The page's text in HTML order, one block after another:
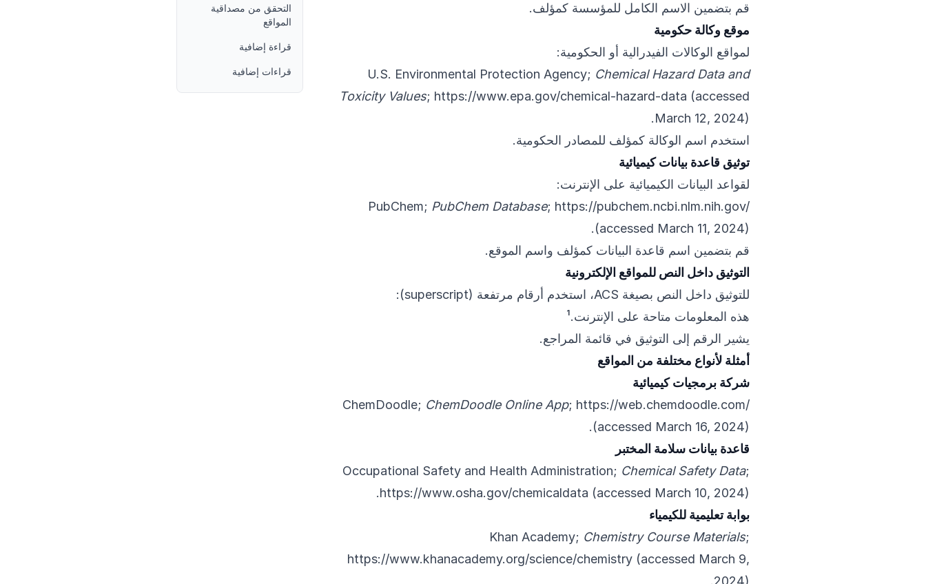
قم بتضمين الاسم الكامل للمؤسسة كمؤلف.
موقع وكالة حكومية
لمواقع الوكالات الفيدرالية أو الحكومية:
U.S. Environmental Protection Agency; Chemical Hazard Data and
Toxicity Values; https://www.epa.gov/chemical-hazard-data (accessed
March 12, 2024).
استخدم اسم الوكالة كمؤلف للمصادر الحكومية.
توثيق قاعدة بيانات كيميائية
لقواعد البيانات الكيميائية على الإنترنت:
PubChem; PubChem Database; https://pubchem.ncbi.nlm.nih.gov/
(accessed March 11, 2024).
قم بتضمين اسم قاعدة البيانات كمؤلف واسم الموقع.
التوثيق داخل النص للمواقع الإلكترونية
للتوثيق داخل النص بصيغة ACS، استخدم أرقام مرتفعة (superscript):
هذه المعلومات متاحة على الإنترنت.¹
يشير الرقم إلى التوثيق في قائمة المراجع.
أمثلة لأنواع مختلفة من المواقع
شركة برمجيات كيميائية
ChemDoodle; ChemDoodle Online App; https://web.chemdoodle.com/
(accessed March 16, 2024).
قاعدة بيانات سلامة المختبر
Occupational Safety and Health Administration; Chemical Safety Data;
https://www.osha.gov/chemicaldata (accessed March 10, 2024).
بوابة تعليمية للكيمياء
Khan Academy; Chemistry Course Materials;
https://www.khanacademy.org/science/chemistry (accessed March 9,
2024).
التحقق من مصداقية
المواقع
قراءة إضافية
قراءات إضافية